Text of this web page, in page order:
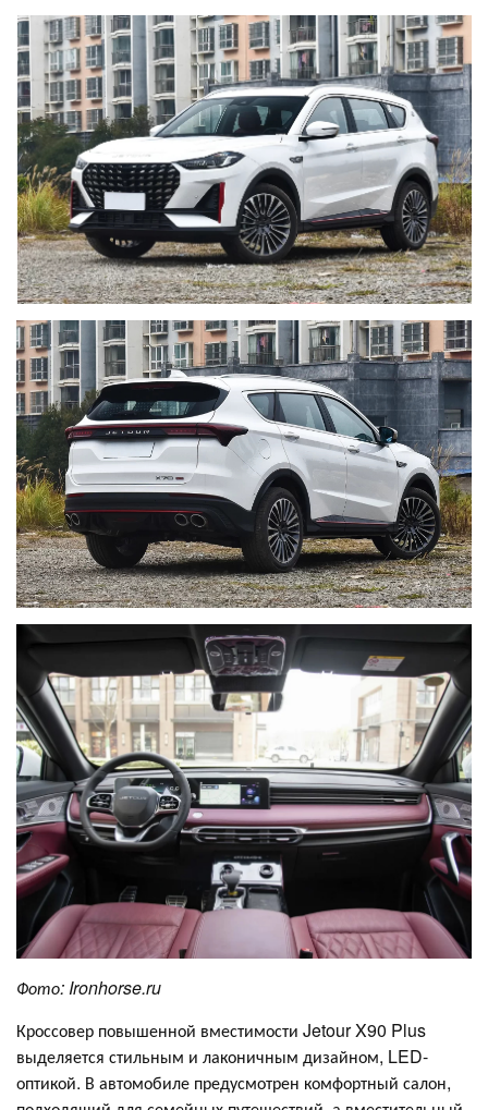
Фото:Ironhorse.ru
Кроссовер повышенной вместимости Jetour X90 Plus
выделяется стильным и лаконичным дизайном, LED-
оптикой. В автомобиле предусмотрен комфортный салон,